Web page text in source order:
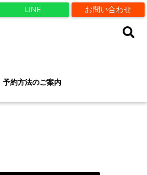
お問い合わせ
LINE
予約方法のご案内